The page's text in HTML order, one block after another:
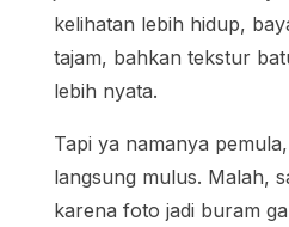
kelihatan lebih hidup,
tajam, bahkan tekstur
lebih nyata.
Tapi ya namanya
langsung mulus. Malah,
karena foto jadi buram